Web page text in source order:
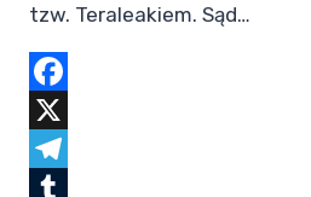
tzw. Teraleakiem. Sąd…
Facebook
X
Telegram